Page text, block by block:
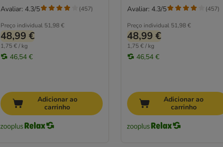
Preço individual 51,98 €
48,99 €
1,75 € / kg
46,54 €
Avaliar: 4.3/5 (457)
Adicionar ao
carrinho
Preço individual 51,98 €
48,99 €
1,75 € / kg
46,54 €
Avaliar: 4.3/5 (457)
Adicionar ao
carrinho